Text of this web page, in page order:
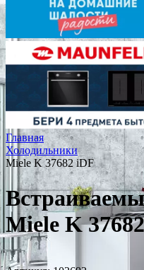
Главная
Холодильники
Miele K 37682 iDF
Miele K